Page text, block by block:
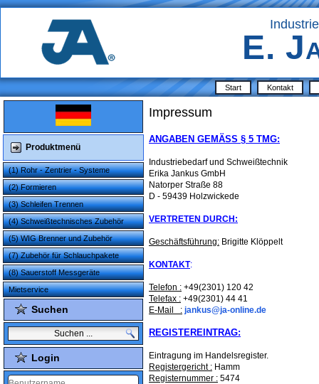
E.
Start Kontakt
Produktmenü
(1) Rohr - Zentrier - Systeme
(2) Formieren
(3) Schleifen Trennen
(4) Schweißtechnisches Zubehör
(5) WIG Brenner und Zubehör
(7) Zubehör für Schlauchpakete
(8) Sauerstoff Messgeräte
Mietservice
Suchen
Login
Impressum
ANGABEN GEMÄSS § 5 TMG:
Industriebedarf und Schweißtechnik
Erika Jankus GmbH
Natorper Straße 88
D - 59439 Holzwickede
VERTRETEN DURCH:
Geschäftsführung: Brigitte Klöppelt
KONTAKT:
Telefon : +49(2301) 120 42
Telefax : +49(2301) 44 41
E-Mail : jankus@ja-online.de
REGISTEREINTRAG:
Eintragung im Handelsregister.
Registergericht : Hamm
Registernummer : 5474